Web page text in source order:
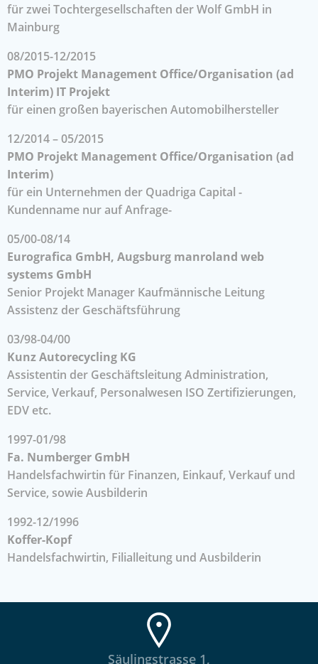
für zwei Tochtergesellschaften der Wolf GmbH in
Mainburg
08/2015-12/2015
PMO Projekt Management Office/Organisation (ad
Interim) IT Projekt
für einen großen bayerischen Automobilhersteller
12/2014 – 05/2015
PMO Projekt Management Office/Organisation (ad
Interim)
für ein Unternehmen der Quadriga Capital -
Kundenname nur auf Anfrage-
05/00-08/14
Eurografica GmbH, Augsburg manroland web
systems GmbH
Senior Projekt Manager Kaufmännische Leitung
Assistenz der Geschäftsführung
03/98-04/00
Kunz Autorecycling KG
Assistentin der Geschäftsleitung Administration,
Service, Verkauf, Personalwesen ISO Zertifizierungen,
EDV etc.
1997-01/98
Fa. Numberger GmbH
Handelsfachwirtin für Finanzen, Einkauf, Verkauf und
Service, sowie Ausbilderin
1992-12/1996
Koffer-Kopf
Handelsfachwirtin, Filialleitung und Ausbilderin
Säulingstrasse 1,